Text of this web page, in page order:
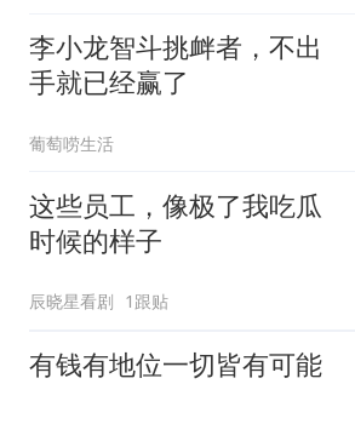
李小龙智斗挑衅者，不出
手就已经赢了
葡萄唠生活
这些员工，像极了我吃瓜
时候的样子
辰晓星看剧 1跟贴
有钱有地位一切皆有可能